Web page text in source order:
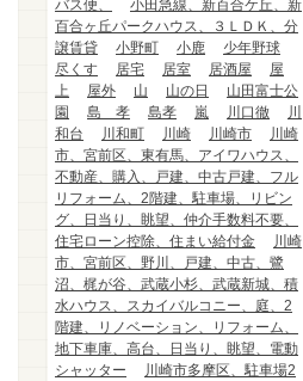
バス便、
小田急線、新百合ケ丘、新
百合ヶ丘パークハウス、３ＬＤＫ、分
譲賃貸
小野町 小鹿
少年野球
尽くす
居宅 居室 居酒屋
屋
上
屋外 山 山の日
山田富士公
園
島 孝 島孝 嵐 川口徹
川
和台
川和町 川崎 川崎市
川崎
市、宮前区、東有馬、アイワハウス、
不動産、購入、戸建、中古戸建、フル
リフォーム、2階建、駐車場、リビン
グ、日当り、眺望、仲介手数料不要、
住宅ローン控除、住まい給付金
川崎
市、宮前区、野川、戸建、中古、鷺
沼、梶が谷、武蔵小杉、武蔵新城、積
水ハウス、スカイバルコニー、庭、2
階建、リノベーション、リフォーム、
地下車庫、高台、日当り、眺望、電動
シャッター
川崎市多摩区、駐車場2